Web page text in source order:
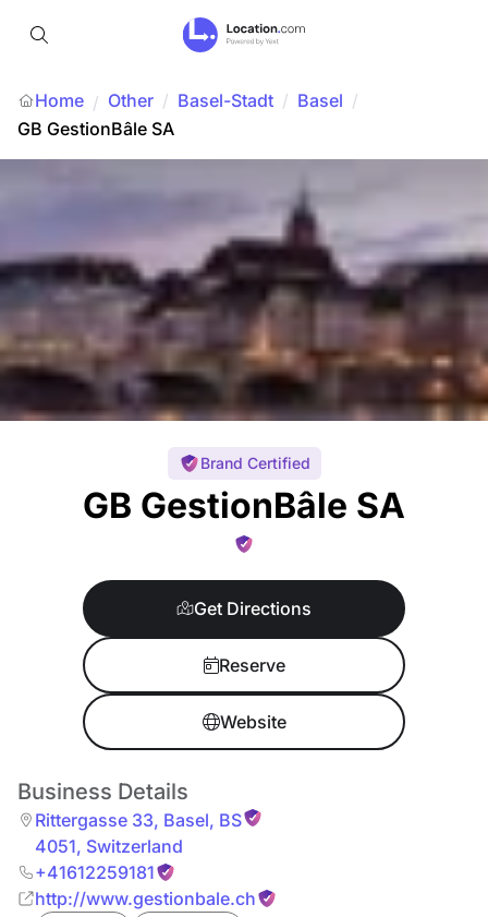
Home / Other / Basel-Stadt / Basel /
GB GestionBâle SA
Brand Certified
GB GestionBâle SA
Get Directions
Reserve
Website
Business Details
Rittergasse 33, Basel, BS
4051, Switzerland
+41612259181
http://www.gestionbale.ch